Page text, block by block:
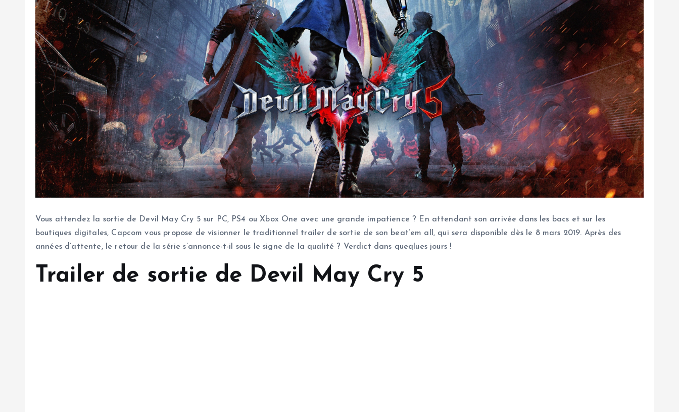
Vous attendez la sortie de Devil May Cry 5 sur PC, PS4 ou Xbox One avec une grande impatience ? En attendant son arrivée dans les bacs et sur les
boutiques digitales, Capcom vous propose de visionner le traditionnel trailer de sortie de son beat’em all, qui sera disponible dès le 8 mars 2019. Après des
années d’attente, le retour de la série s’annonce-t-il sous le signe de la qualité ? Verdict dans queqlues jours !
Trailer de sortie de Devil May Cry 5